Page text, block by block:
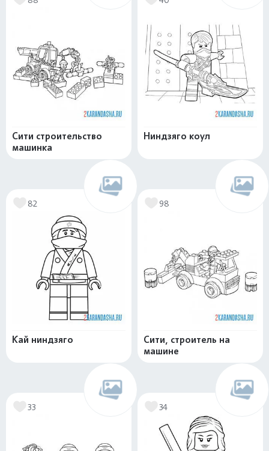
Сити строительство
машинка
Ниндзяго коул
82
Кай ниндзяго
98
Сити, строитель на
машине
33 34